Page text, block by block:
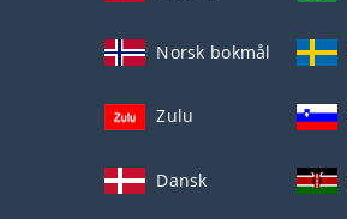
Norsk bokmål
Zulu
Dansk